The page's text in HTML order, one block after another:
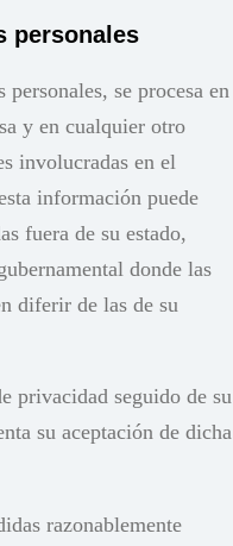
personales
se procesa en
y en cualquier otro
involucradas en el
información puede
fuera de su estado,
donde las
diferir de las de su
privacidad seguido de su
su aceptación de dicha
razonablemente